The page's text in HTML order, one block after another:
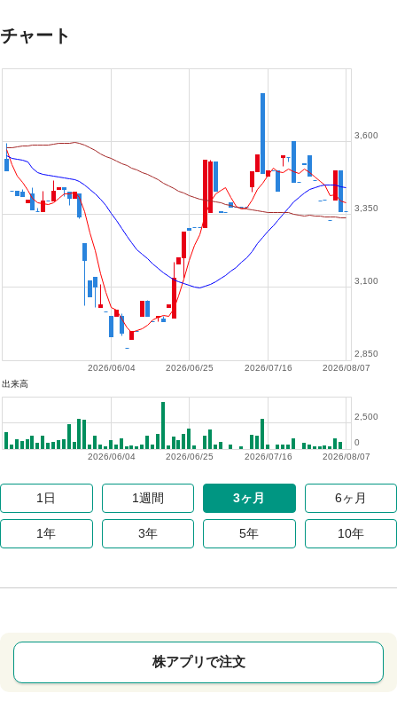
チャート
2026/08/07
2026/07/16
2026/06/25
2026/06/04
2,850
3,100
3,350
3,600
出来高
2026/08/07
2026/07/16
2026/06/25
2026/06/04
0
2,500
1日 1週間 3ヶ月 6ヶ月
1年 3年 5年 10年
株アプリで注文